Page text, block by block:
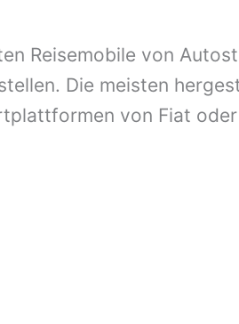
Reisemobile von
Die meisten
von Fiat oder